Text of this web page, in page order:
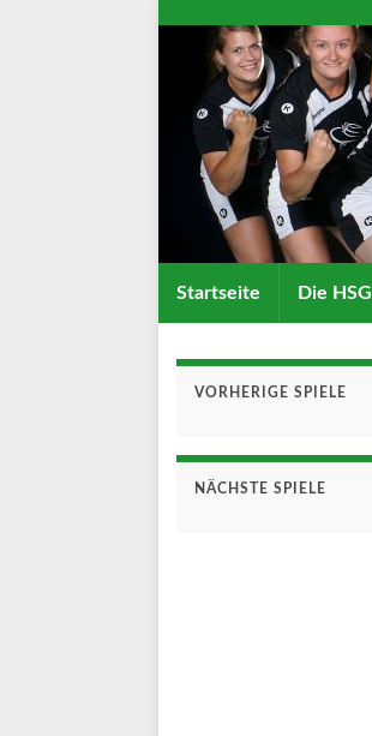
Startseite Die HSG
VORHERIGE SPIELE
NÄCHSTE SPIELE